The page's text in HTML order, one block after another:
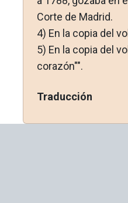
Corte de Madrid.
4) En la copia del
5) En la copia del
corazón"".
Traducción